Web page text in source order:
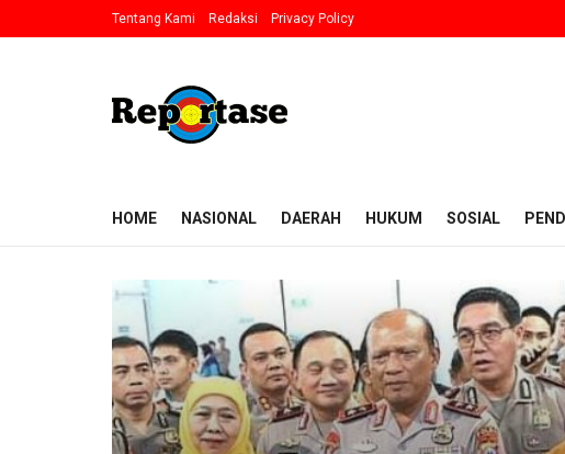
Tentang Kami Redaksi Privacy Policy
HOME NASIONAL DAERAH HUKUM SOSIAL